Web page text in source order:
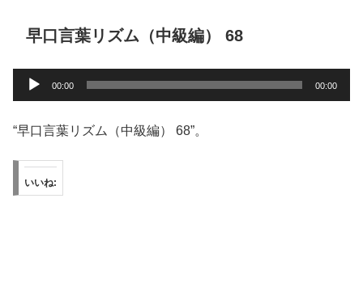
早口言葉リズム（中級編） 68
声
プ
ー
ヤ
00:00 00:00
“早口言葉リズム（中級編） 68”。
いいね: